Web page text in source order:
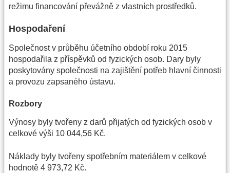
režimu financování převážně z vlastních prostředků.
Hospodaření
Společnost v průběhu účetního období roku 2015
hospodařila z příspěvků od fyzických osob. Dary byly
poskytovány společnosti na zajištění potřeb hlavní činnosti
a provozu zapsaného ústavu.
Rozbory
Výnosy byly tvořeny z darů přijatých od fyzických osob v
celkové výši 10 044,56 Kč.
Náklady byly tvořeny spotřebním materiálem v celkové
hodnotě 4 973,72 Kč.